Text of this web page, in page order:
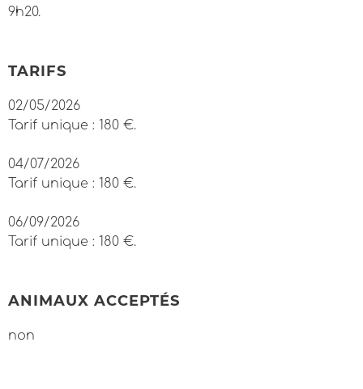
9h20.
TARIFS
02/05/2026
Tarif unique : 180 €.
04/07/2026
Tarif unique : 180 €.
06/09/2026
Tarif unique : 180 €.
ANIMAUX ACCEPTÉS
non